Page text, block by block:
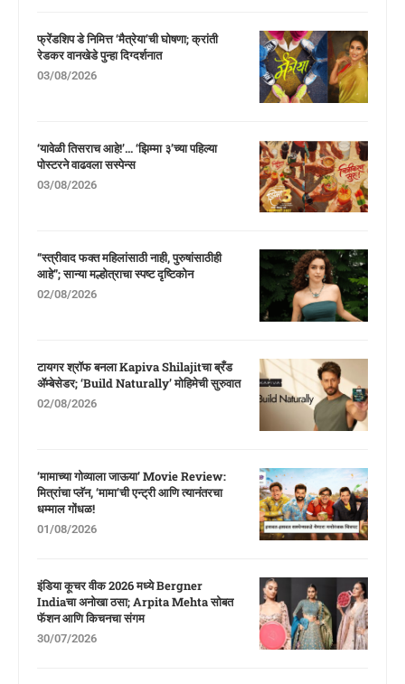
फ्रेंडशिप डे निमित्त ‘मैत्रेया’ची घोषणा; क्रांती
रेडकर वानखेडे पुन्हा दिग्दर्शनात
03/08/2026
‘यावेळी तिसराच आहे!’… ‘झिम्मा ३’च्या पहिल्या
पोस्टरने वाढवला सस्पेन्स
03/08/2026
“स्त्रीवाद फक्त महिलांसाठी नाही, पुरुषांसाठीही
आहे”; सान्या मल्होत्राचा स्पष्ट दृष्टिकोन
02/08/2026
टायगर श्रॉफ बनला Kapiva Shilajitचा ब्रँड
ॲम्बेसेडर; ‘Build Naturally’ मोहिमेची सुरुवात
02/08/2026
‘मामाच्या गोव्याला जाऊया’ Movie Review:
मित्रांचा प्लॅन, ‘मामा’ची एन्ट्री आणि त्यानंतरचा
धम्माल गोंधळ!
01/08/2026
इंडिया कूचर वीक 2026 मध्ये Bergner
Indiaचा अनोखा ठसा; Arpita Mehta सोबत
फॅशन आणि किचनचा संगम
30/07/2026